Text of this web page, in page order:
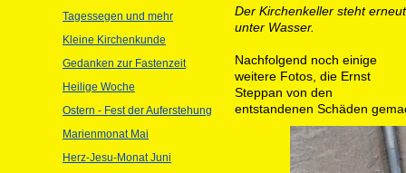
Tagessegen und mehr
Kleine Kirchenkunde
Gedanken zur Fastenzeit
Heilige Woche
Ostern - Fest der Auferstehung
Marienmonat Mai
Herz-Jesu-Monat Juni
Der Kirchenkeller steht erneut
unter Wasser.
Nachfolgend noch einige
weitere Fotos, die Ernst
Steppan von den
entstandenen Schäden